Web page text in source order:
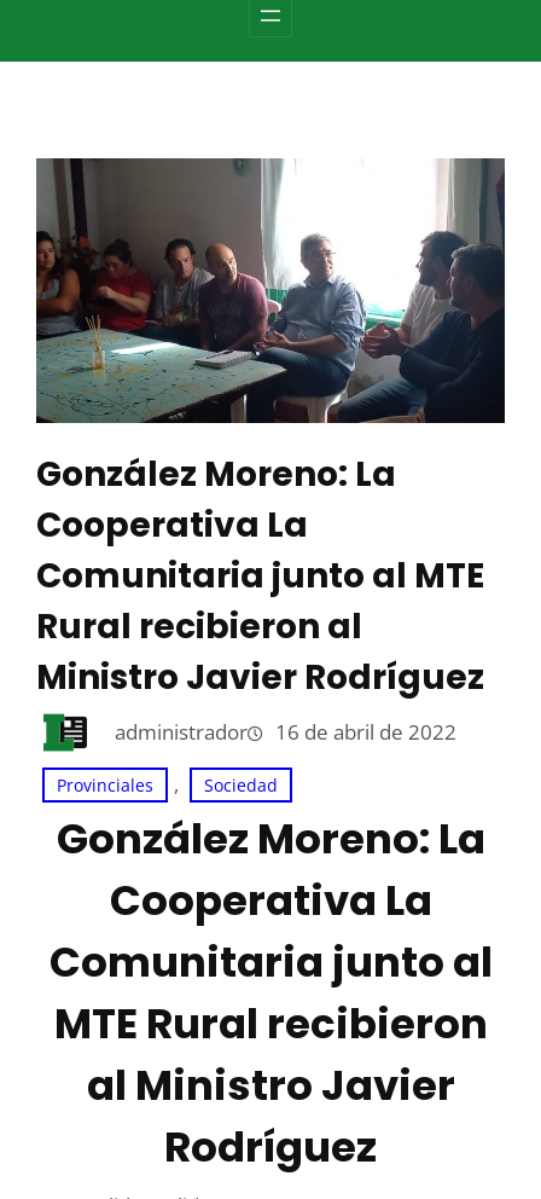
González Moreno: La
Cooperativa La
Comunitaria junto al MTE
Rural recibieron al
Ministro Javier Rodríguez
administrador 16 de abril de 2022
Provinciales , Sociedad
González Moreno: La
Cooperativa La
Comunitaria junto al
MTE Rural recibieron
al Ministro Javier
Rodríguez